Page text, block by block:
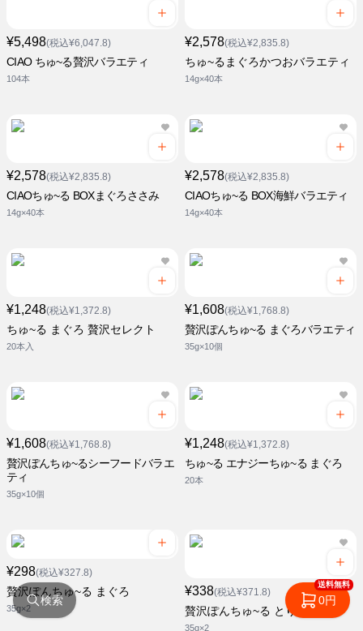
¥5,498(税込¥6,047.8)
CIAO ちゅ~る贅沢バラエティ
104本
¥2,578(税込¥2,835.8)
ちゅ~るまぐろかつおバラエティ
14g×40本
¥2,578(税込¥2,835.8)
CIAOちゅ~る BOXまぐろささみ
14g×40本
¥2,578(税込¥2,835.8)
CIAOちゅ~る BOX海鮮バラエティ
14g×40本
¥1,248(税込¥1,372.8)
ちゅ~る まぐろ 贅沢セレクト
20本入
¥1,608(税込¥1,768.8)
贅沢ぽんちゅ~る まぐろバラエティ
35g×10個
¥1,608(税込¥1,768.8)
贅沢ぽんちゅ~るシーフードバラエ
ティ
35g×10個
¥1,248(税込¥1,372.8)
ちゅ~る エナジーちゅ~る まぐろ
20本
¥298(税込¥327.8)
贅沢ぽんちゅ~る まぐろ
35g×2
¥338(税込¥371.8)
贅沢ぽんちゅ~る とりささみ
35g×2
検索
送料無料
0円